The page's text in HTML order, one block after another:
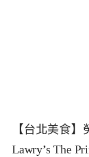
【台北美食
Lawry’s The